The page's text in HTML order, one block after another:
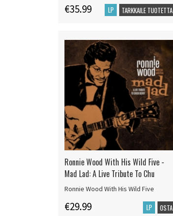
€35.99 LP TARKKAILE TUOTETTA
Ronnie Wood With His Wild Five -
Mad Lad: A Live Tribute To Chu
Ronnie Wood With His Wild Five
€29.99 LP OSTA